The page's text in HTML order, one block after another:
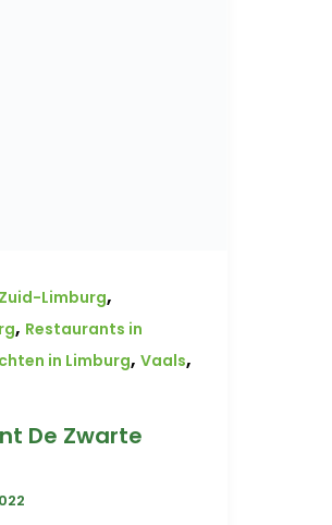
Limburg,
, Restaurants in
in Limburg, Vaals,
De Zwarte